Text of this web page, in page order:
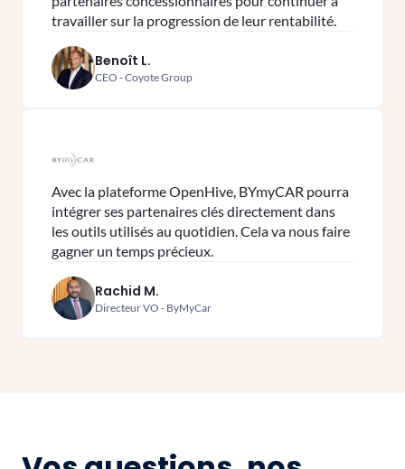
travailler sur la progression de leur rentabilité.
Benoît L.
CEO - Coyote Group
Avec la plateforme OpenHive, BYmyCAR pourra
intégrer ses partenaires clés directement dans
les outils utilisés au quotidien. Cela va nous faire
gagner un temps précieux.
Rachid M.
Directeur VO - ByMyCar